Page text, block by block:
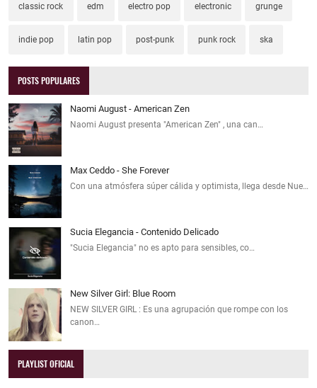
classic rock edm electro pop electronic grunge
indie pop latin pop post-punk punk rock ska
POSTS POPULARES
Naomi August - American Zen
Naomi August presenta "American Zen" , una can…
Max Ceddo - She Forever
Con una atmósfera súper cálida y optimista, llega desde Nue…
Sucia Elegancia - Contenido Delicado
"Sucia Elegancia" no es apto para sensibles, co…
New Silver Girl: Blue Room
NEW SILVER GIRL : Es una agrupación que rompe con los
canon…
PLAYLIST OFICIAL